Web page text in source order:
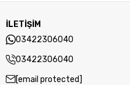
İLETİŞİM
03422306040
03422306040
[email protected]